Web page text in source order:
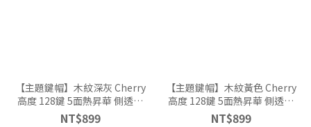
【主題鍵帽】木紋深灰 Cherry
高度 128鍵 5面熱昇華 側透光
PBT 鍵帽
NT$899
【主題鍵帽】木紋黃色 Cherry
高度 128鍵 5面熱昇華 側透光
PBT 鍵帽
NT$899